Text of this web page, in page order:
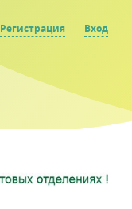
Регистрация Вход